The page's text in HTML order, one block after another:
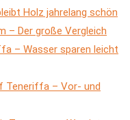
Holz jahrelang schön
– Der große Vergleich
– Wasser sparen leicht
Teneriffa – Vor- und